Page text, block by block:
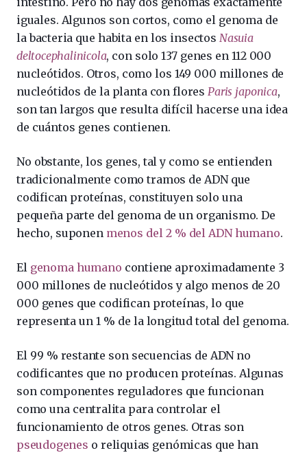
iguales. Algunos son cortos, como el genoma de
la bacteria que habita en los insectos Nasuia
deltocephalinicola, con solo 137 genes en 112 000
nucleótidos. Otros, como los 149 000 millones de
nucleótidos de la planta con floresParis japonica,
son tan largos que resulta difícil hacerse una idea
de cuántos genes contienen.
No obstante, los genes, tal y como se entienden
tradicionalmente como tramos de ADN que
codifican proteínas, constituyen solo una
pequeña parte del genoma de un organismo. De
hecho, suponen menos del 2 % del ADN humano.
El genoma humano contiene aproximadamente 3
000 millones de nucleótidos y algo menos de 20
000 genes que codifican proteínas, lo que
representa un 1 % de la longitud total del genoma.
El 99 % restante son secuencias de ADN no
codificantes que no producen proteínas. Algunas
son componentes reguladores que funcionan
como una centralita para controlar el
funcionamiento de otros genes. Otras son
pseudogenes o reliquias genómicas que han